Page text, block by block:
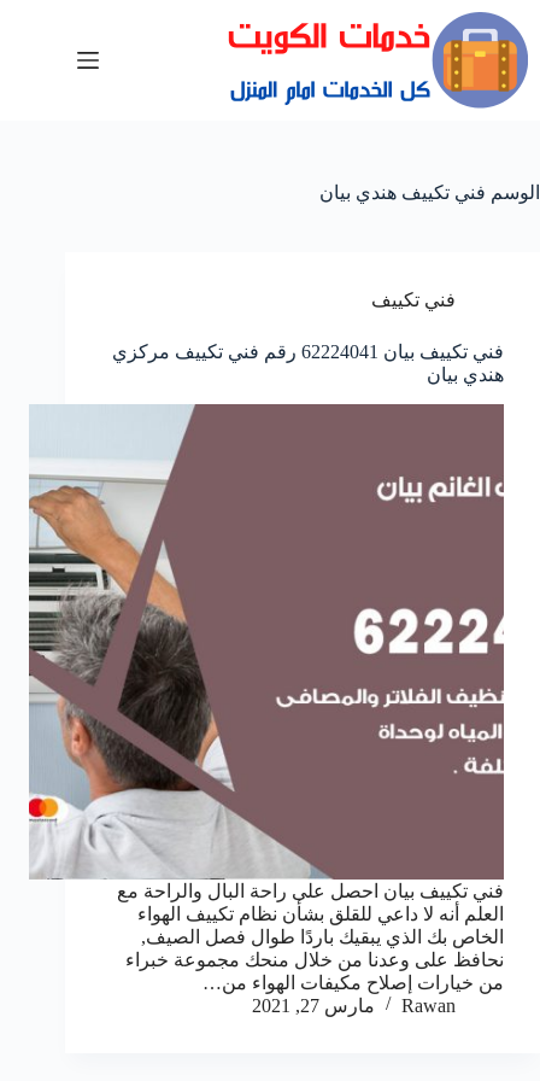
الوسم فني تكييف هندي بيان
فني تكييف
فني تكييف بيان 62224041 رقم فني تكييف مركزي
هندي بيان
فني تكييف بيان احصل على راحة البال والراحة مع
العلم أنه لا داعي للقلق بشأن نظام تكييف الهواء
الخاص بك الذي يبقيك باردًا طوال فصل الصيف,
نحافظ على وعدنا من خلال منحك مجموعة خبراء
من خيارات إصلاح مكيفات الهواء من…
Rawan
مارس 27, 2021